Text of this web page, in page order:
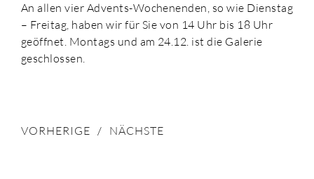
An allen vier Advents-Wochenenden, so wie Dienstag
– Freitag, haben wir für Sie von 14 Uhr bis 18 Uhr
geöffnet. Montags und am 24.12. ist die Galerie
geschlossen.
VORHERIGE NÄCHSTE